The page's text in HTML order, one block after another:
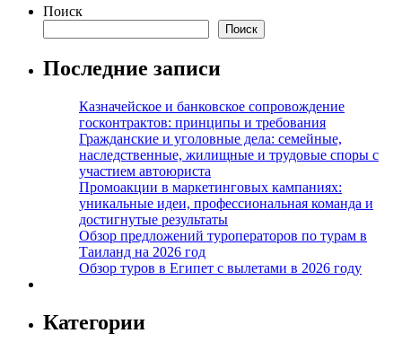
Поиск
Поиск
Последние записи
Казначейское и банковское сопровождение
госконтрактов: принципы и требования
Гражданские и уголовные дела: семейные,
наследственные, жилищные и трудовые споры с
участием автоюриста
Промоакции в маркетинговых кампаниях:
уникальные идеи, профессиональная команда и
достигнутые результаты
Обзор предложений туроператоров по турам в
Таиланд на 2026 год
Обзор туров в Египет с вылетами в 2026 году
Категории